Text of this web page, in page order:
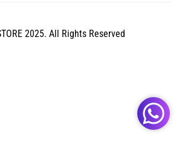
2025. All Rights Reserved